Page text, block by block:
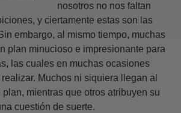
nosotros no nos faltan
y ciertamente estas son las
embargo, al mismo tiempo, muchas
plan minucioso e impresionante para
las cuales en muchas ocasiones
Muchos ni siquiera llegan al
plan, mientras que otros atribuyen su
cuestión de suerte.